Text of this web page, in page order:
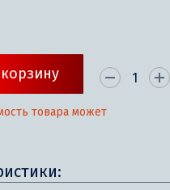
товара может